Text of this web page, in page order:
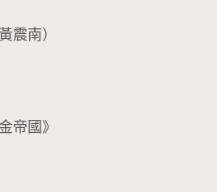
黃震南）
帝國》